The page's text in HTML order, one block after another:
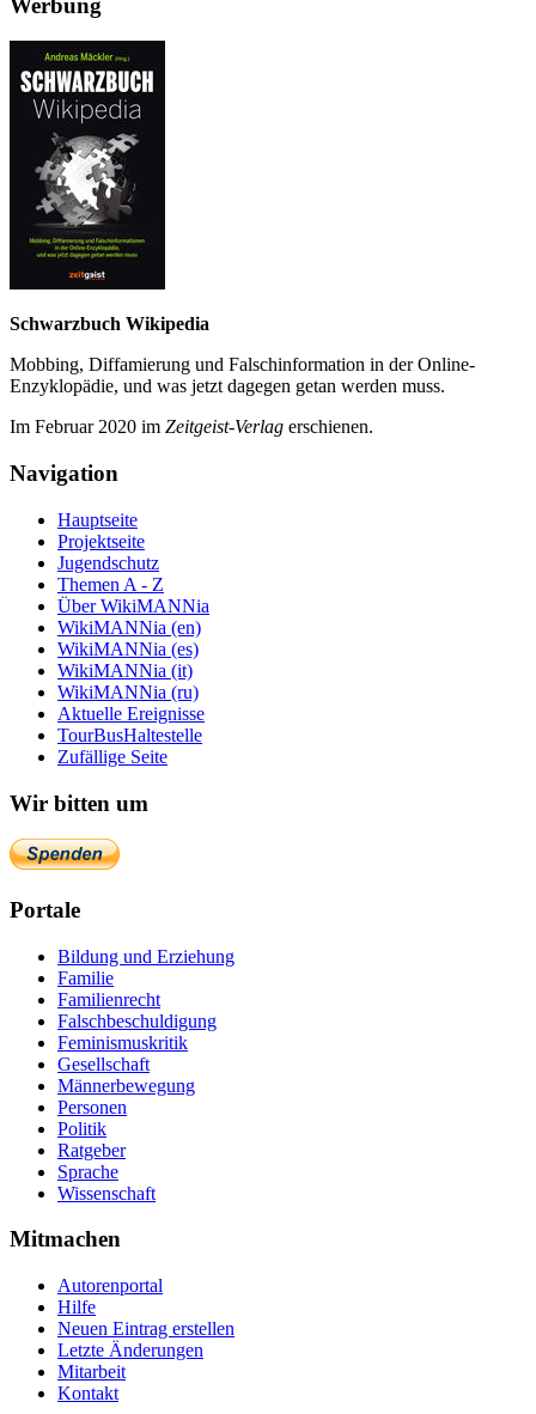
Werbung
Schwarzbuch Wikipedia
Mobbing, Diffamierung und Falsch­information in der Online-
Enzyklo­pädie, und was jetzt da­gegen getan werden muss.
Im Februar 2020 im Zeit­geist-Verlag erschienen.
Navigation
Hauptseite
Projektseite
Jugendschutz
Themen A - Z
Über WikiMANNia
WikiMANNia (en)
WikiMANNia (es)
WikiMANNia (it)
WikiMANNia (ru)
Aktuelle Ereignisse
TourBusHaltestelle
Zufällige Seite
Wir bitten um
Portale
Bildung und Erziehung
Familie
Familienrecht
Falschbeschuldigung
Feminismuskritik
Gesellschaft
Männerbewegung
Personen
Politik
Ratgeber
Sprache
Wissenschaft
Mitmachen
Autorenportal
Hilfe
Neuen Eintrag erstellen
Letzte Änderungen
Mitarbeit
Kontakt